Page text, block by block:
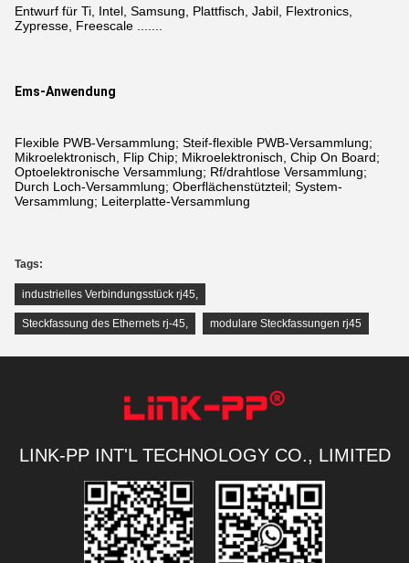
Entwurf für Ti, Intel, Samsung, Plattfisch, Jabil, Flextronics,
Zypresse, Freescale .......
Ems-Anwendung
Flexible PWB-Versammlung; Steif-flexible PWB-Versammlung;
Mikroelektronisch, Flip Chip; Mikroelektronisch, Chip On Board;
Optoelektronische Versammlung; Rf/drahtlose Versammlung;
Durch Loch-Versammlung; Oberflächenstützteil; System-
Versammlung; Leiterplatte-Versammlung
Tags:
industrielles Verbindungsstück rj45,
Steckfassung des Ethernets rj-45, modulare Steckfassungen rj45
LINK-PP INT'L TECHNOLOGY CO., LIMITED